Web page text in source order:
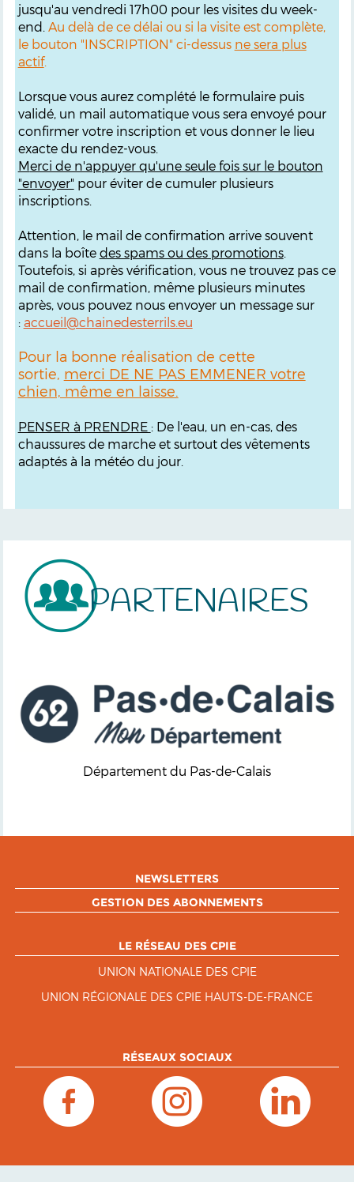
jusqu'au vendredi 17h00 pour les visites du week-
end. Au delà de ce délai ou si la visite est complète,
le bouton "INSCRIPTION" ci-dessus ne sera plus
actif.
Lorsque vous aurez complété le formulaire puis
validé, un mail automatique vous sera envoyé pour
confirmer votre inscription et vous donner le lieu
exacte du rendez-vous.
Merci de n'appuyer qu'une seule fois sur le bouton
"envoyer" pour éviter de cumuler plusieurs
inscriptions.
Attention, le mail de confirmation arrive souvent
dans la boîte des spams ou des promotions.
Toutefois, si après vérification, vous ne trouvez pas ce
mail de confirmation, même plusieurs minutes
après, vous pouvez nous envoyer un message sur
: accueil@chainedesterrils.eu
Pour la bonne réalisation de cette
sortie, merci DE NE PAS EMMENER votre
chien, même en laisse.
PENSER à PRENDRE : De l'eau, un en-cas, des
chaussures de marche et surtout des vêtements
adaptés à la météo du jour.
PARTENAIRES
Département du Pas-de-Calais
NEWSLETTERS
GESTION DES ABONNEMENTS
LE RÉSEAU DES CPIE
UNION NATIONALE DES CPIE
UNION RÉGIONALE DES CPIE HAUTS-DE-FRANCE
RÉSEAUX SOCIAUX